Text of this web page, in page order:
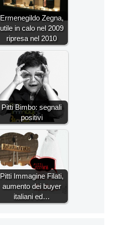
Ermenegildo Zegna,
utile in calo nel 2009
ripresa nel 2010
Pitti Bimbo: segnali
positivi
Pitti Immagine Filati,
aumento dei buyer
italiani ed…